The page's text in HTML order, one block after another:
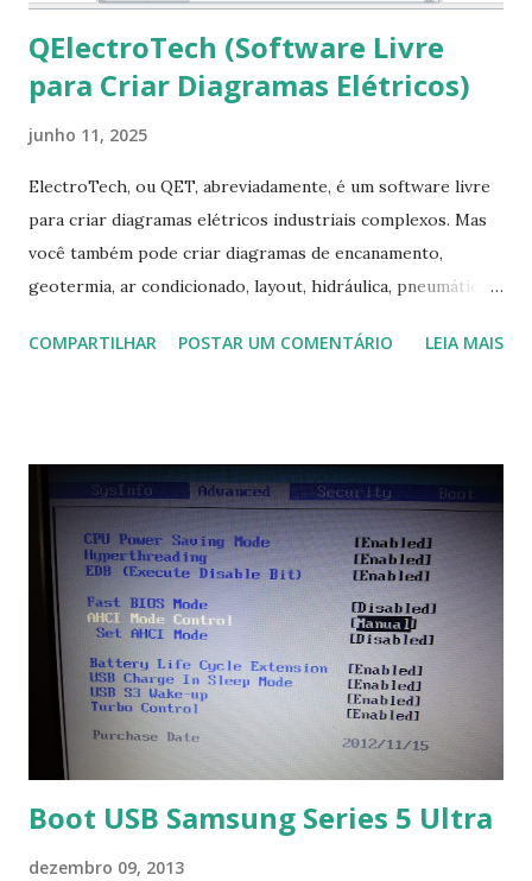
QElectroTech (Software Livre
para Criar Diagramas Elétricos)
junho 11, 2025
ElectroTech, ou QET, abreviadamente, é um software livre
para criar diagramas elétricos industriais complexos. Mas
você também pode criar diagramas de encanamento,
geotermia, ar condicionado, layout, hidráulica, pneumática,
Na última versão 0.100, a coleção contém mais de 8.000
COMPARTILHAR POSTAR UM COMENTÁRIO LEIA MAIS
Boot USB Samsung Series 5 Ultra
dezembro 09, 2013